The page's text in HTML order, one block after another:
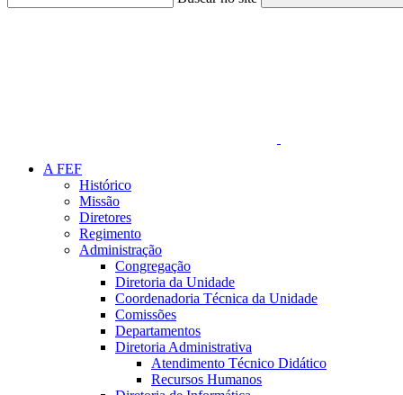
A FEF
Histórico
Missão
Diretores
Regimento
Administração
Congregação
Diretoria da Unidade
Coordenadoria Técnica da Unidade
Comissões
Departamentos
Diretoria Administrativa
Atendimento Técnico Didático
Recursos Humanos